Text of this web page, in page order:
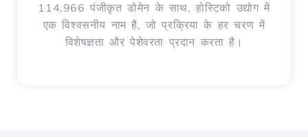
114,966 पंजीकृत डोमेन के साथ, होस्टिको उद्योग में
एक विश्वसनीय नाम है, जो प्रक्रिया के हर चरण में
विशेषज्ञता और पेशेवरता प्रदान करता है।